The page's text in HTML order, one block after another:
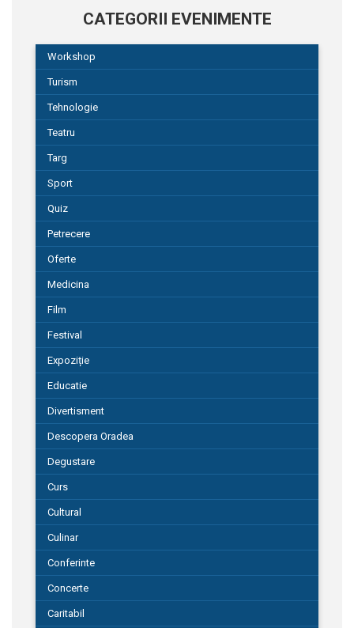
NavigationCATEGORII EVENIMENTE
Workshop
Turism
Tehnologie
Teatru
Targ
Sport
Quiz
Petrecere
Oferte
Medicina
Film
Festival
Expoziție
Educatie
Divertisment
Descopera Oradea
Degustare
Curs
Cultural
Culinar
Conferinte
Concerte
Caritabil